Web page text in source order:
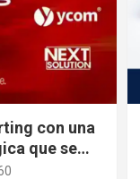
con una
que se
afecten